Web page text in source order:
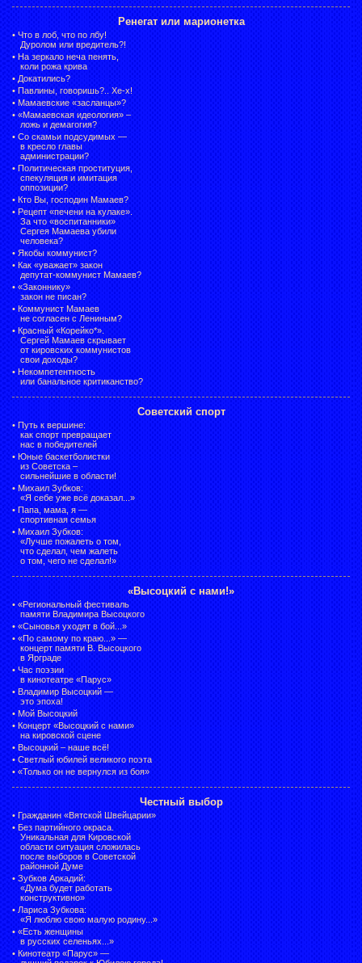
Ренегат или марионетка
• Что в лоб, что по лбу!
Дуролом или вредитель?!
• На зеркало неча пенять,
коли рожа крива
• Докатились?
• Павлины, говоришь?.. Хе-х!
• Мамаевские «засланцы»?
• «Мамаевская идеология» –
ложь и демагогия?
• Со скамьи подсудимых —
в кресло главы
администрации?
• Политическая проституция,
спекуляция и имитация
оппозиции?
• Кто Вы, господин Мамаев?
• Рецепт «печени на кулаке».
За что «воспитанники»
Сергея Мамаева убили
человека?
• Якобы коммунист?
• Как «уважает» закон
депутат-коммунист Мамаев?
• «Законнику»
закон не писан?
• Коммунист Мамаев
не согласен с Лениным?
• Красный «Корейко*».
Сергей Мамаев скрывает
от кировских коммунистов
свои доходы?
• Некомпетентность
или банальное критиканство?
Советский спорт
• Путь к вершине:
как спорт превращает
нас в победителей
• Юные баскетболистки
из Советска –
сильнейшие в области!
• Михаил Зубков:
«Я себе уже всё доказал...»
• Папа, мама, я —
спортивная семья
• Михаил Зубков:
«Лучше пожалеть о том,
что сделал, чем жалеть
о том, чего не сделал!»
«Высоцкий с нами!»
• «Региональный фестиваль
памяти Владимира Высоцкого
• «Сыновья уходят в бой...»
• «По самому по краю...» —
концерт памяти В. Высоцкого
в Ярграде
• Час поэзии
в кинотеатре «Парус»
• Владимир Высоцкий —
это эпоха!
• Мой Высоцкий
• Концерт «Высоцкий с нами»
на кировской сцене
• Высоцкий – наше всё!
• Светлый юбилей великого поэта
• «Только он не вернулся из боя»
Честный выбор
• Гражданин «Вятской Швейцарии»
• Без партийного окраса.
Уникальная для Кировской
области ситуация сложилась
после выборов в Советской
районной Думе
• Зубков Аркадий:
«Дума будет работать
конструктивно»
• Лариса Зубкова:
«Я люблю свою малую родину...»
• «Есть женщины
в русских селеньях...»
• Кинотеатр «Парус» —